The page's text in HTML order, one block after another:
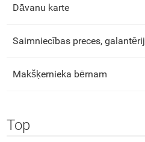
Dāvanu karte
Saimniecības preces,
Makšķernieka bērnam
Top